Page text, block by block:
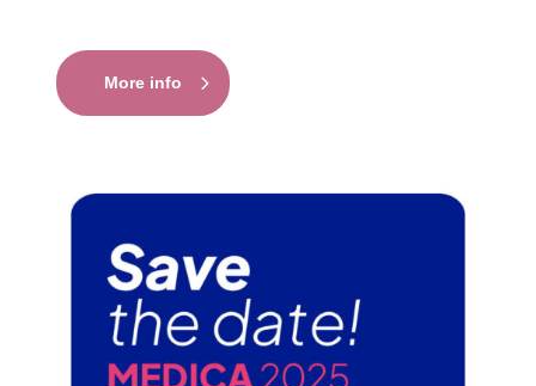
More info